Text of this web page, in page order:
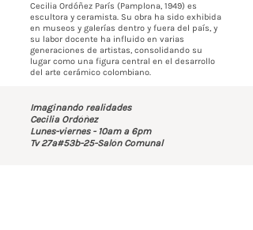
Cecilia Ordóñez París (Pamplona, 1949) es
escultora y ceramista. Su obra ha sido exhibida
en museos y galerías dentro y fuera del país, y
su labor docente ha influido en varias
generaciones de artistas, consolidando su
lugar como una figura central en el desarrollo
del arte cerámico colombiano.
Imaginando realidades
Cecilia Ordóñez
Lunes-viernes - 10am a 6pm
Tv 27a#53b-25-Salón Comunal